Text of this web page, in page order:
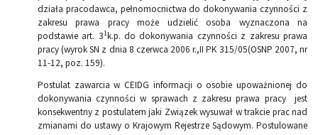
działa pracodawca, pełnomocnictwa do dokonywania czynności z
zakresu prawa pracy może udzielić osoba wyznaczona na
podstawie art. 31k.p. do dokonywania czynności z zakresu prawa
pracy (wyrok SN z dnia 8 czerwca 2006 r.,II PK 315/05(OSNP 2007, nr
11-12, poz. 159).
Postulat zawarcia w CEIDG informacji o osobie upoważnionej do
dokonywania czynności w sprawach z zakresu prawa pracy jest
konsekwentny z postulatem jaki Związek wysuwał w trakcie prac nad
zmianami do ustawy o Krajowym Rejestrze Sądowym. Postulowane